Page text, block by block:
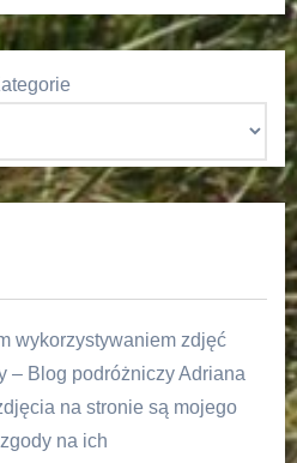
wykorzystywaniem zdjęć
– Blog podróżniczy Adriana
na stronie są mojego
na ich